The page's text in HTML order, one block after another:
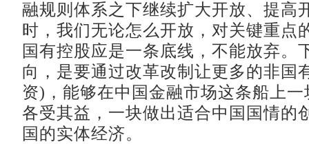
融规则体系之下继续扩大开放、提高
时，我们无论怎么开放，对关键重点
国有控股应是一条底线，不能放弃。
向，是要通过改革改制让更多的非国
资)，能够在中国金融市场这条船上
各受其益，一块做出适合中国国情的
国的实体经济。